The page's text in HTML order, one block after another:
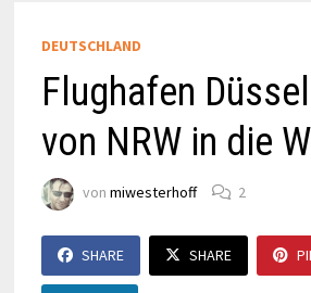
DEUTSCHLAND
Flughafen
von NRW in die
von miwesterhoff 2
SHARE SHARE